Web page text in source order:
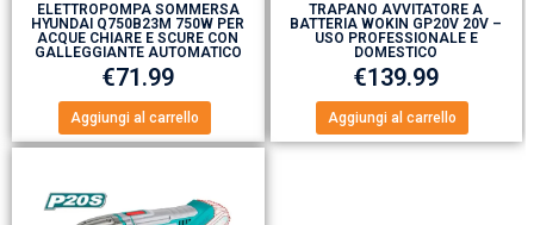
ELETTROPOMPA SOMMERSA
HYUNDAI Q750B23M 750W PER
ACQUE CHIARE E SCURE CON
GALLEGGIANTE AUTOMATICO
€71.99
Aggiungi al carrello
TRAPANO AVVITATORE A
BATTERIA WOKIN GP20V 20V –
USO PROFESSIONALE E
DOMESTICO
€139.99
Aggiungi al carrello